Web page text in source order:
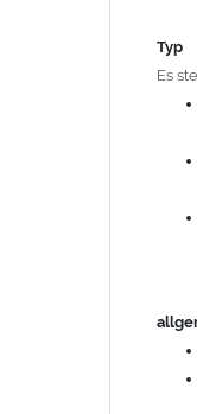
=
Bitte
Zum Bild
Typ
Es